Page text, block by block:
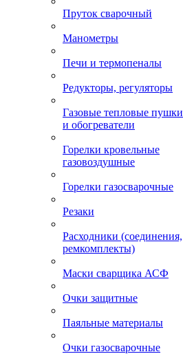
Пруток сварочный
Манометры
Печи и термопеналы
Редукторы, регуляторы
Газовые тепловые пушки
и обогреватели
Горелки кровельные
газовоздушные
Горелки газосварочные
Резаки
Расходники (соединения,
ремкомплекты)
Маски сварщика АСФ
Очки защитные
Паяльные материалы
Очки газосварочные